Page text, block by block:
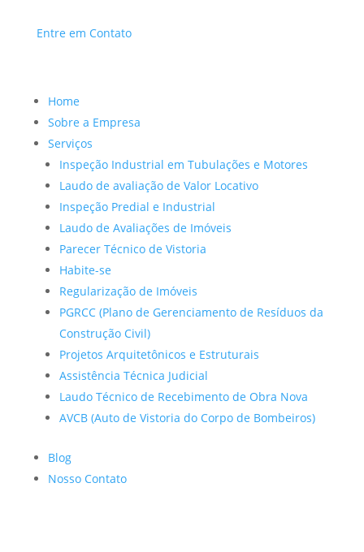
Entre em Contato
Home
Sobre a Empresa
Serviços
Inspeção Industrial em Tubulações e Motores
Laudo de avaliação de Valor Locativo
Inspeção Predial e Industrial
Laudo de Avaliações de Imóveis
Parecer Técnico de Vistoria
Habite-se
Regularização de Imóveis
PGRCC (Plano de Gerenciamento de Resíduos da
Construção Civil)
Projetos Arquitetônicos e Estruturais
Assistência Técnica Judicial
Laudo Técnico de Recebimento de Obra Nova
AVCB (Auto de Vistoria do Corpo de Bombeiros)
Blog
Nosso Contato